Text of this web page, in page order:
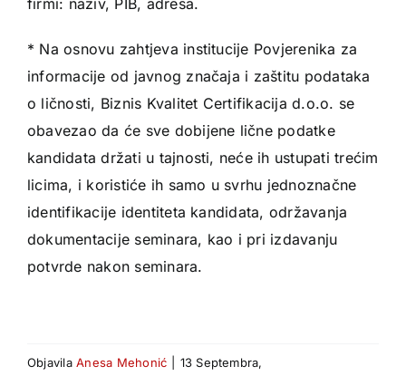
* Na osnovu zahtjeva institucije Povjerenika za
informacije od javnog značaja i zaštitu podataka
o ličnosti, Biznis Kvalitet Certifikacija d.o.o. se
obavezao da će sve dobijene lične podatke
kandidata držati u tajnosti, neće ih ustupati trećim
licima, i koristiće ih samo u svrhu jednoznačne
identifikacije identiteta kandidata, održavanja
dokumentacije seminara, kao i pri izdavanju
potvrde nakon seminara.
ObjavilaAnesa Mehonić
13 Septembra,